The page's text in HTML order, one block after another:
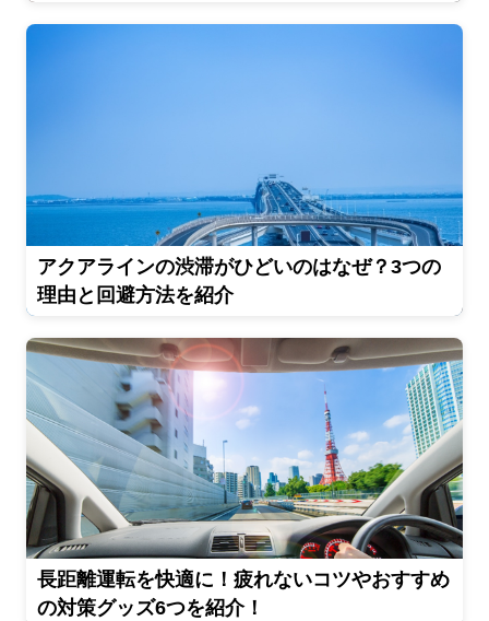
アクアラインの渋滞がひどいのはなぜ？3つの
理由と回避方法を紹介
長距離運転を快適に！疲れないコツやおすすめ
の対策グッズ6つを紹介！